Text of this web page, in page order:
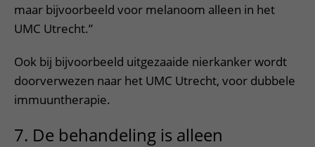
maar bijvoorbeeld voor melanoom alleen in het
UMC Utrecht.”
Ook bij bijvoorbeeld uitgezaaide nierkanker wordt
doorverwezen naar het UMC Utrecht, voor dubbele
immuuntherapie.
7. De behandeling is alleen